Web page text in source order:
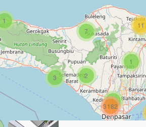
1
1
1
3
7
2
11
3182